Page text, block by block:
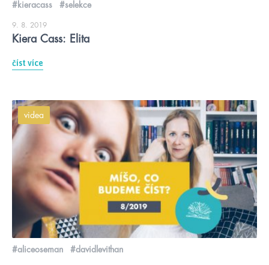
#kieracass #selekce
9. 8. 2019
Kiera Cass: Elita
číst více
videa
#aliceoseman #davidlevithan